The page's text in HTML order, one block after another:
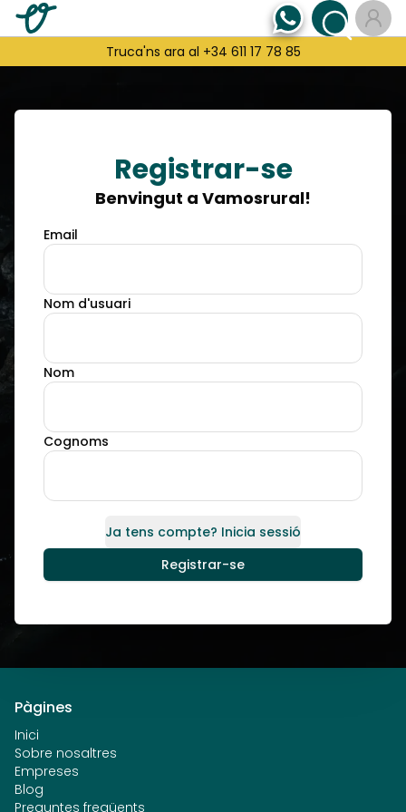
Truca'ns ara al +34 611 17 78 85
Registrar-se
Benvingut a Vamosrural!
Email
Nom d'usuari
Nom
Cognoms
Ja tens compte? Inicia sessió
Registrar-se
Pàgines
Inici
Sobre nosaltres
Empreses
Blog
Preguntes freqüents